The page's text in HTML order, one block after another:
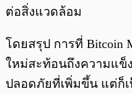
ต่อสิ่งแวดล้อม
โดยสรุป การที่ Bitcoin
ใหม่สะท้อนถึงความแข็
ปลอดภัยที่เพิ่มขึ้น แต่ก็